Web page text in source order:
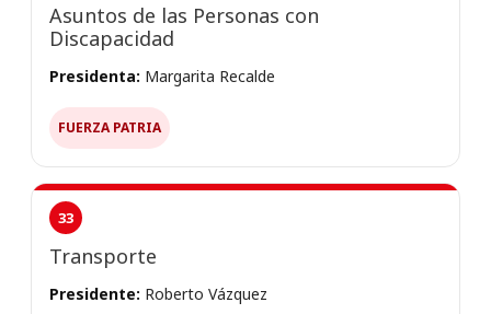
Asuntos de las Personas con
Discapacidad
Presidenta: Margarita Recalde
FUERZA PATRIA
33
Transporte
Presidente: Roberto Vázquez